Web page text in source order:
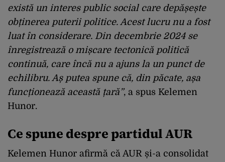
există un interes public social care depășește
obținerea puterii politice. Acest lucru nu a fost
luat în considerare. Din decembrie 2024 se
înregistrează o mișcare tectonică politică
continuă, care încă nu a ajuns la un punct de
echilibru. Aș putea spune că, din păcate, așa
funcționează această țară”, a spus Kelemen
Hunor.
Ce spune despre partidul AUR
Kelemen Hunor afirmă că AUR și-a consolidat